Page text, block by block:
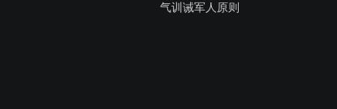
气训诫军人原则